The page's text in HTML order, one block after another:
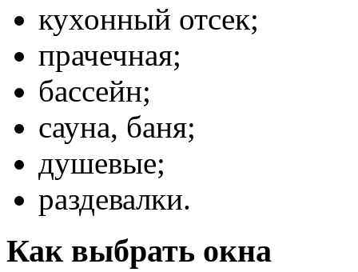
кухонный отсек;
прачечная;
бассейн;
сауна, баня;
душевые;
раздевалки.
Как выбрать окна